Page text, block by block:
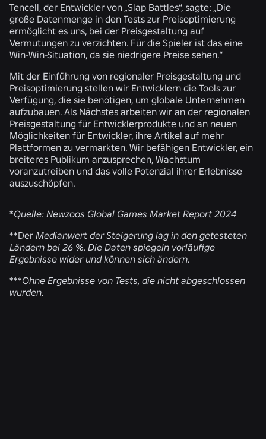
Tencell, der Entwickler von „Slap Battles“, sagte: „Die
große Datenmenge in den Tests zur Preisoptimierung
ermöglicht es uns, bei der Preisgestaltung auf
Vermutungen zu verzichten. Für die Spieler ist das eine
Win-Win-Situation, da sie niedrigere Preise sehen.“
Mit der Einführung von regionaler Preisgestaltung und
Preisoptimierung stellen wir Entwicklern die Tools zur
Verfügung, die sie benötigen, um globale Unternehmen
aufzubauen. Als Nächstes arbeiten wir an der regionalen
Preisgestaltung für Entwicklerprodukte und an neuen
Möglichkeiten für Entwickler, ihre Artikel auf mehr
Plattformen zu vermarkten. Wir befähigen Entwickler, ein
breiteres Publikum anzusprechen, Wachstum
voranzutreiben und das volle Potenzial ihrer Erlebnisse
auszuschöpfen.
*Quelle: Newzoos Global Games Market Report 2024
**Der Medianwert der Steigerung lag in den getesteten
Ländern bei 26 %. Die Daten spiegeln vorläufige
Ergebnisse wider und können sich ändern.
***Ohne Ergebnisse von Tests, die nicht abgeschlossen
wurden.